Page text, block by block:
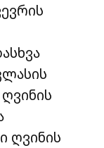
ღვინის